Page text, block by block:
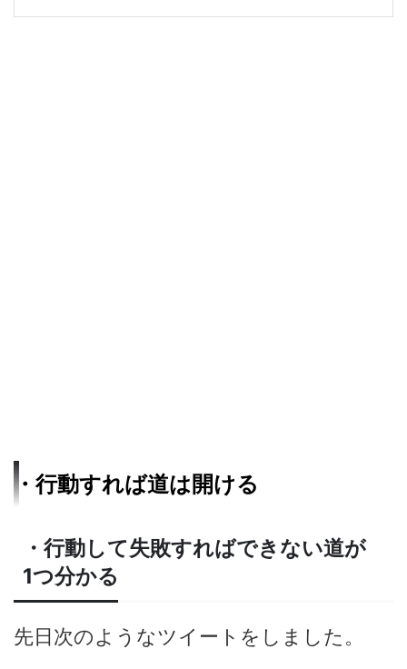
・行動すれば道は開ける
・行動して失敗すればできない道が
1つ分かる
先日次のようなツイートをしました。